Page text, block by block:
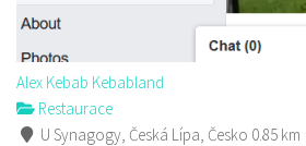
Alex Kebab Kebabland
Restaurace
U Synagogy, Česká Lípa, Česko 0.85 km